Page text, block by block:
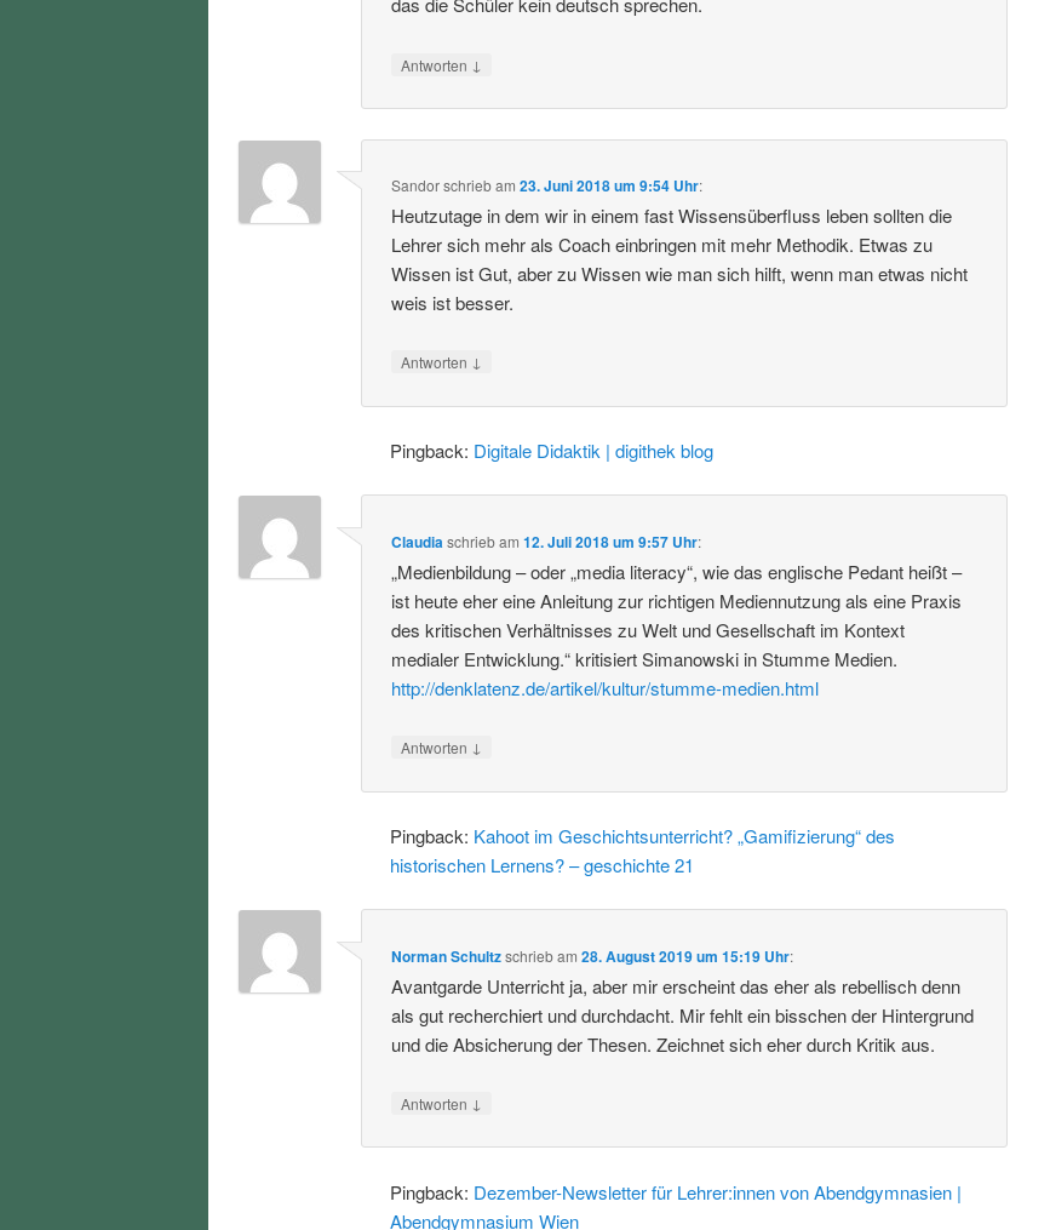
Antworten ↓
Sandorschriebam23. Juni 2018 um 9:54 Uhr:
Heutzutage in dem wir in einem fast Wissensüberfluss leben sollten die
Lehrer sich mehr als Coach einbringen mit mehr Methodik. Etwas zu
Wissen ist Gut, aber zu Wissen wie man sich hilft, wenn man etwas nicht
weis ist besser.
Antworten ↓
Pingback: Digitale Didaktik | digithek blog
Claudiaschriebam12. Juli 2018 um 9:57 Uhr:
„Medienbildung – oder „media literacy“, wie das englische Pedant heißt –
ist heute eher eine Anleitung zur richtigen Mediennutzung als eine Praxis
des kritischen Verhältnisses zu Welt und Gesellschaft im Kontext
medialer Entwicklung.“ kritisiert Simanowski in Stumme Medien.
http://denklatenz.de/artikel/kultur/stumme-medien.html
Antworten ↓
Pingback: Kahoot im Geschichtsunterricht? „Gamifizierung“ des
historischen Lernens? – geschichte 21
Norman Schultzschriebam28. August 2019 um 15:19 Uhr:
Avantgarde Unterricht ja, aber mir erscheint das eher als rebellisch denn
als gut recherchiert und durchdacht. Mir fehlt ein bisschen der Hintergrund
und die Absicherung der Thesen. Zeichnet sich eher durch Kritik aus.
Antworten ↓
Pingback: Dezember-Newsletter für Lehrer:innen von Abendgymnasien |
Abendgymnasium Wien